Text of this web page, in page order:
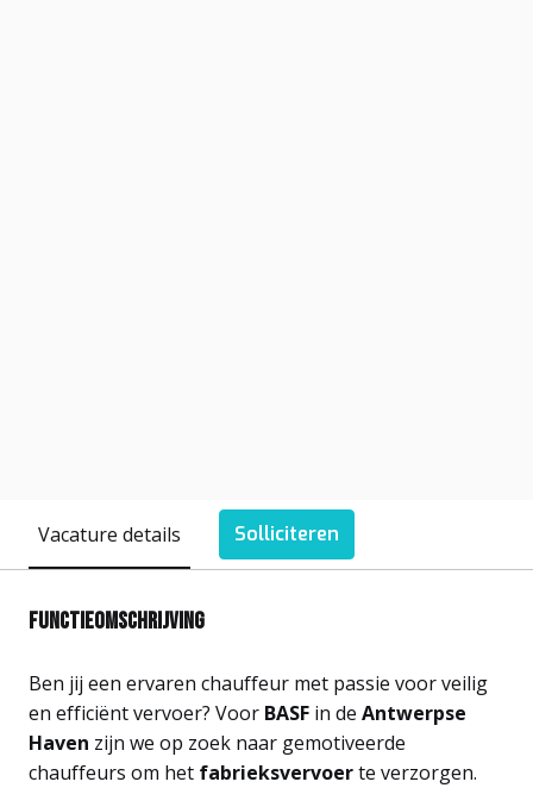
Vacature details Solliciteren
Functieomschrijving
Ben jij een ervaren chauffeur met passie voor veilig
en efficiënt vervoer? Voor BASF in de Antwerpse
Haven zijn we op zoek naar gemotiveerde
chauffeurs om het fabrieksvervoerte verzorgen.